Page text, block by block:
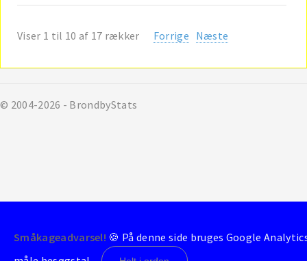
Viser 1 til 10 af 17 rækker Forrige Næste
© 2004-2026 - BrondbyStats
Småkageadvarsel! 🍪 På denne side bruges Google